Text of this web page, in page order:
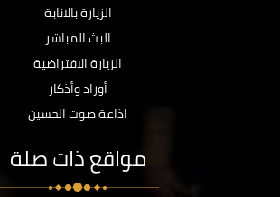
الزيارة بالانابة
البث المباشر
الزيارة الافتراضية
أوراد وأذكار
اذاعة صوت الحسين
مواقع ذات صلة